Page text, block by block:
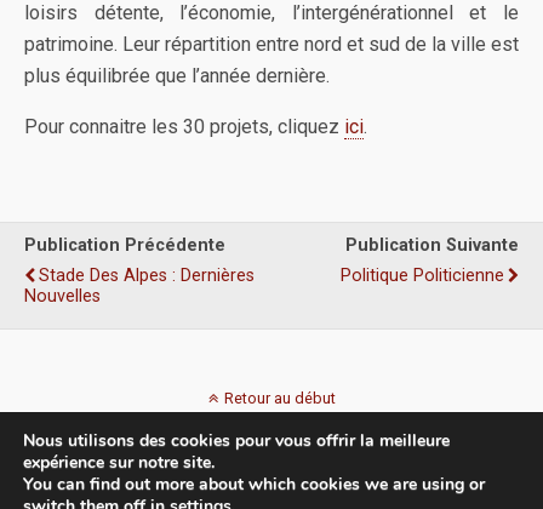
loisirs détente, l’économie, l’intergénérationnel et le
patrimoine. Leur répartition entre nord et sud de la ville est
plus équilibrée que l’année dernière.
Pour connaitre les 30 projets, cliquez ici.
Publication Précédente
Stade Des Alpes : Dernières
Nouvelles
Publication Suivante
Politique Politicienne
Retour au début
Mobile
Nous utilisons des cookies pour vous offrir la meilleure
expérience sur notre site.
You can find out more about which cookies we are using or